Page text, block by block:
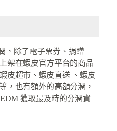
，除了電子票券、捐贈
架在蝦皮官方平台的商品
皮超市、蝦皮直送 、蝦皮
，也有額外的高額分潤，
獲取最及時的分潤資